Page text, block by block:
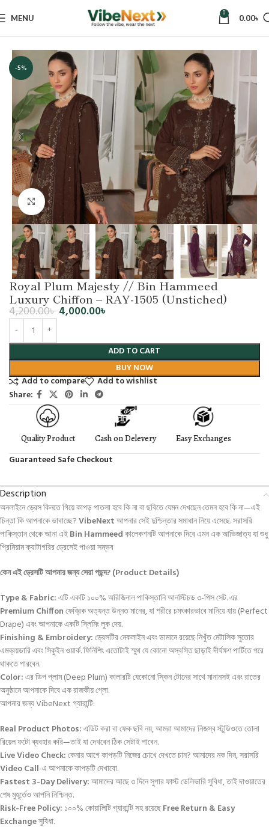
MENU 0 0.00৳
Three Piece
-5%
Click to enlarge
Royal Plum Majesty // Bin Hammeed
Luxury Chiffon – RAY-1505 (Unstiched)
4,200.00৳4,000.00৳
ADD TO CART
BUY NOW
Add to compare
Add to wishlist
Share:
Quality Product Cash on Delevery Easy Exchanges
Guaranteed Safe Checkout
Description
অনলাইনে ড্রেস কিনতে গিয়ে কাপড় পাতলা হবে কি না বা ছবিতে যেমন দেখছেন তেমন হবে কি না—এই
চিন্তা কি আপনাকে ভাবাচ্ছে?VibeNextআপনার সেই দুশ্চিন্তার সমাধান নিয়ে এসেছে. সরাসরি
পাকিস্তান থেকে আনা এইBin Hammeedকালেকশনটি আপনাকে দিবে এমন এক আভিজাত্য যা শুধু
প্রিমিয়াম ক্যাটাগরির ড্রেসেই পাওয়া সম্ভব
কেন এই ড্রেসটি আপনার জন্য সেরা পছন্দ? (Product Details)
Type & Fabric:এটি একটি ১০০% অরিজিনাল পাকিস্তানি আনস্টিচড ৩-পিস সেট. এর
Premium Chiffonফেব্রিক অত্যন্ত উন্নত মানের, যা শরীরে চমৎকারভাবে মানিয়ে যায় (Perfect
Drape) এবং আপনাকে একটি স্লিমিং লুক দেয়.
Finishing & Embroidery:ড্রেসটির নেকলাইন এবং ডামানে রয়েছে নিখুঁত মেটালিক সুতোর
এমব্রয়ডারি এবং সিকুইন ওয়ার্ক. ফিনিশিং এতোটাই স্মুথ যে কোনো অস্বস্তি ছাড়াই দীর্ঘক্ষণ পার্টিতে পরে
থাকতে পারবেন.
Color:এর ডিপ প্লাম (Deep Plum) কালারটি যেকোনো স্কিন টোনের সাথে মানানসই এবং রাতের
অনুষ্ঠানে আপনাকে দিবে এক রাজকীয় গ্লো.
আপনার জন্য VibeNext গ্যারান্টি:
Real Product Photos:এডিট করা বা ফেক ছবি নয়, আমরা আমাদের নিজস্ব স্টুডিওতে তোলা
রিয়েল ফটো ব্যবহার করি—তাই যা দেখবেন ঠিক সেটাই পাবেন.
Live Video Check:কেনার আগে কাপড়টি নিজের চোখে দেখতে চান? আমাদের নক দিন, সরাসরি
Video Call-এ আপনাকে কাপড়টি দেখাবো.
Fastest 3-Day Delivery:আমাদের আছে ৩ দিনে সুপার ফাস্ট ডেলিভারি সুবিধা, তাই দাওয়াতের
শেষ মুহূর্তেও আপনি নিশ্চিন্ত.
Risk-Free Policy: ১০০% কোয়ালিটি গ্যারান্টি সহ রয়েছেFree Return & Easy
Exchangeসুবিধা.